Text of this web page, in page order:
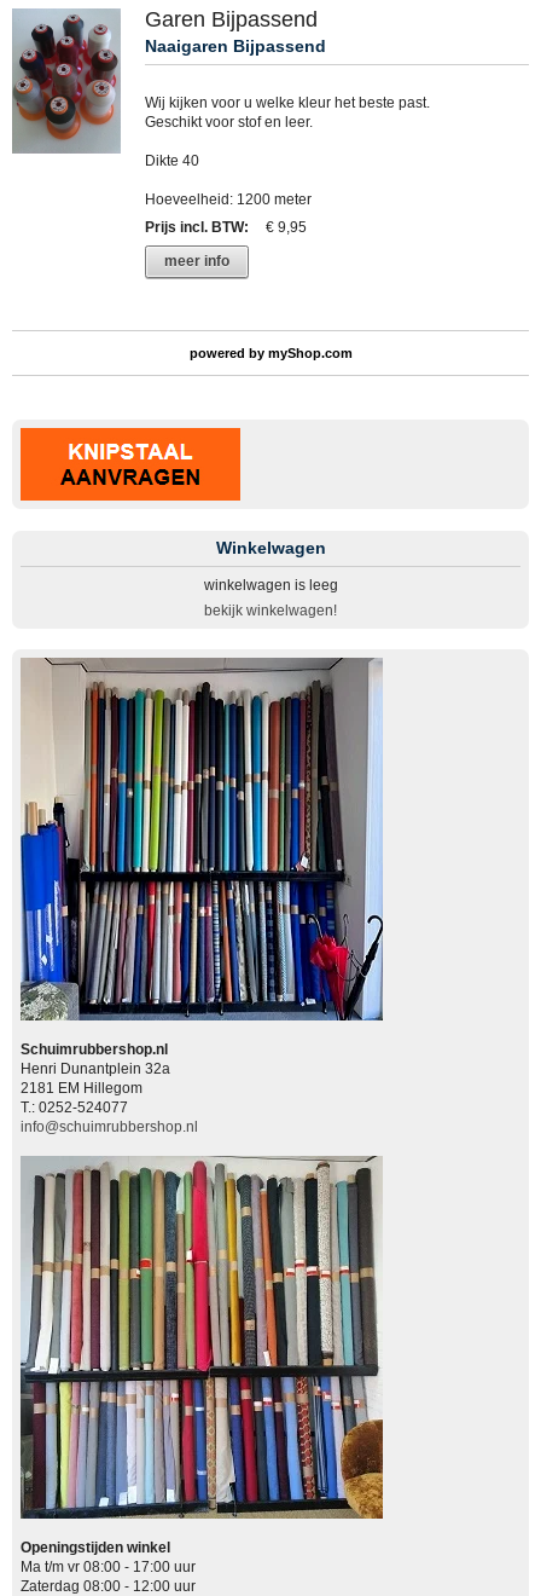
Garen Bijpassend
Naaigaren Bijpassend
Wij kijken voor u welke kleur het beste past.
Geschikt voor stof en leer.
Dikte 40
Hoeveelheid: 1200 meter
Prijs incl. BTW:
€ 9,95
meer info
powered by myShop.com
Winkelwagen
winkelwagen is leeg
bekijk winkelwagen!
Schuimrubbershop.nl
Henri Dunantplein 32a
2181 EM Hillegom
T.: 0252-524077
info@schuimrubbershop.nl
Openingstijden winkel
Ma t/m vr 08:00 - 17:00 uur
Zaterdag 08:00 - 12:00 uur